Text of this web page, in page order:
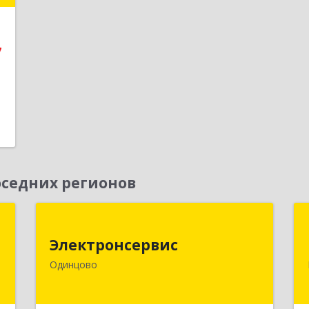
регионов
Электронсервис
Одинцово
143050, Московская обл,
Одинцовский р-н, Большие Вяземы